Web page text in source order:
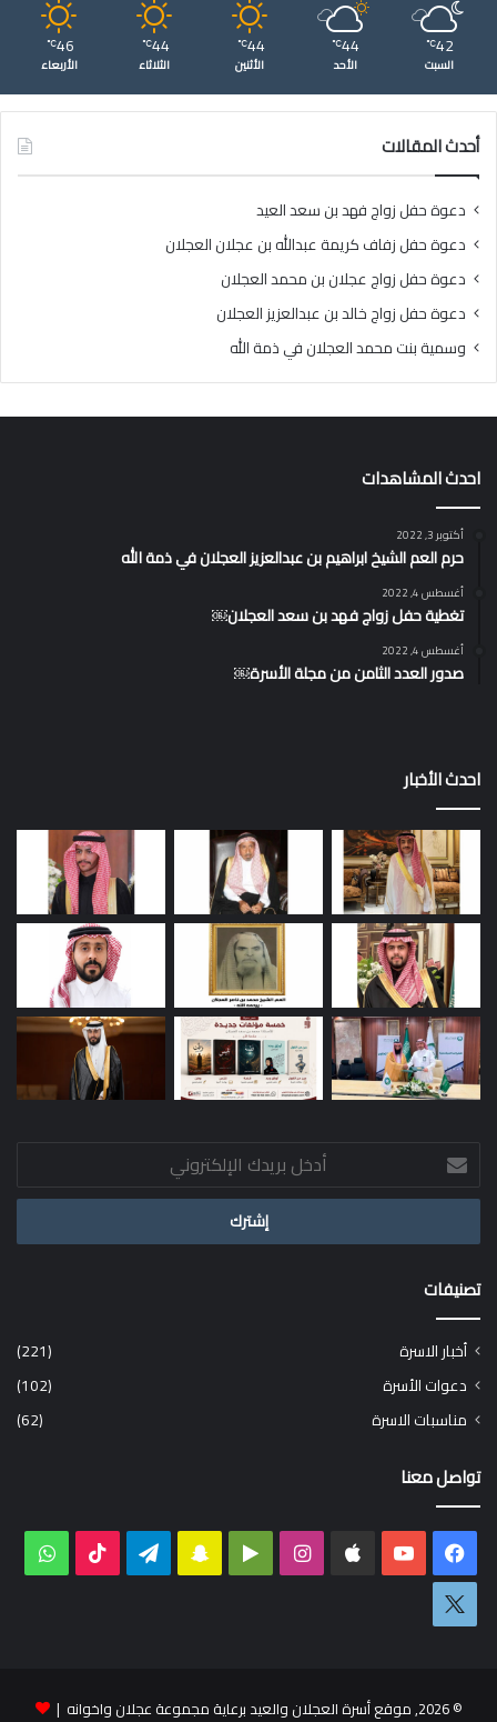
42
℃
السبت
44
℃
الأحد
44
℃
الأثنين
44
℃
الثلاثاء
46
℃
الأربعاء
أحدث المقالات
دعوة حفل زواج فهد بن سعد العيد
دعوة حفل زفاف كريمة عبدالله بن عجلان العجلان
دعوة حفل زواج عجلان بن محمد العجلان
دعوة حفل زواج خالد بن عبدالعزيز العجلان
وسمية بنت محمد العجلان في ذمة الله
احدث المشاهدات
أكتوبر 3, 2022
حرم العم الشيخ ابراهيم بن عبدالعزيز العجلان في ذمة الله
أغسطس 4, 2022
تغطية حفل زواج فهد بن سعد العجلان￼
أغسطس 4, 2022
صدور العدد الثامن من مجلة الأسرة￼
احدث الأخبار
أدخل
بريدك
الإلكتروني
تصنيفات
أخبار الاسرة
(221)
دعوات الأسرة
(102)
مناسبات الاسرة
(62)
تواصل معنا
فيسبوك ‫YouTube انستقرام ‏Google سناب
تيلقرام ‫TikTok
© 2026, موقع أسرة العجلان والعيد برعاية مجموعة عجلان واخوانه |